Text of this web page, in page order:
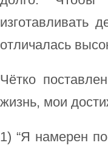
изготавливать
отличалась
Чётко
жизнь, мои
1) “Я намерен